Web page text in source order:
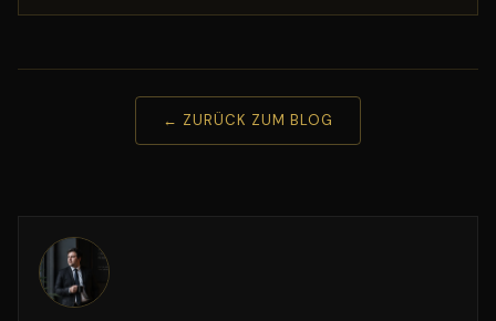
← ZURÜCK ZUM BLOG